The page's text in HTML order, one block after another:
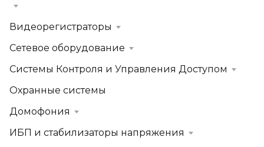
Видеорегистраторы
Сетевое оборудование
Системы Контроля и Управления Доступом
Охранные системы
Домофония
ИБП и стабилизаторы напряжения